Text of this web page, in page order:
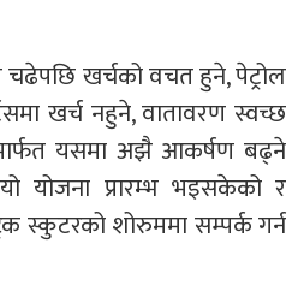
खर्चको वचत हुने, पेट्रोल
खर्च नहुने, वातावरण स्वच्छ
यसमा अझै आकर्षण बढ्ने
योजना प्रारम्भ भइसकेको र
स्कुटरको शोरुममा सम्पर्क गर्न